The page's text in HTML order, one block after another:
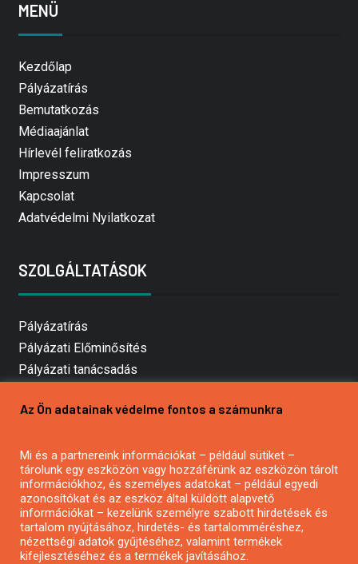
MENÜ
Kezdőlap
Pályázatírás
Bemutatkozás
Médiaajánlat
Hírlevél feliratkozás
Impresszum
Kapcsolat
Adatvédelmi Nyilatkozat
SZOLGÁLTATÁSOK
Pályázatírás
Pályázati Előminősítés
Pályázati tanácsadás
Mezőgazdasági pályázatírás
Pályázatírás civil szervezeteknek
Pályázatírás önkormányzatoknak
Pályázatfigyelés
Specifikus pályázatfigyelés vagy hírlevél
Az Ön adatainak védelme fontos a számunkra
Mi és a partnereink információkat – például sütiket –
tárolunk egy eszközön vagy hozzáférünk az eszközön tárolt
információkhoz, és személyes adatokat – például egyedi
azonosítókat és az eszköz által küldött alapvető
információkat – kezelünk személyre szabott hirdetések és
tartalom nyújtásához, hirdetés- és tartalomméréshez,
nézettségi adatok gyűjtéséhez, valamint termékek
kifejlesztéséhez és a termékek javításához.